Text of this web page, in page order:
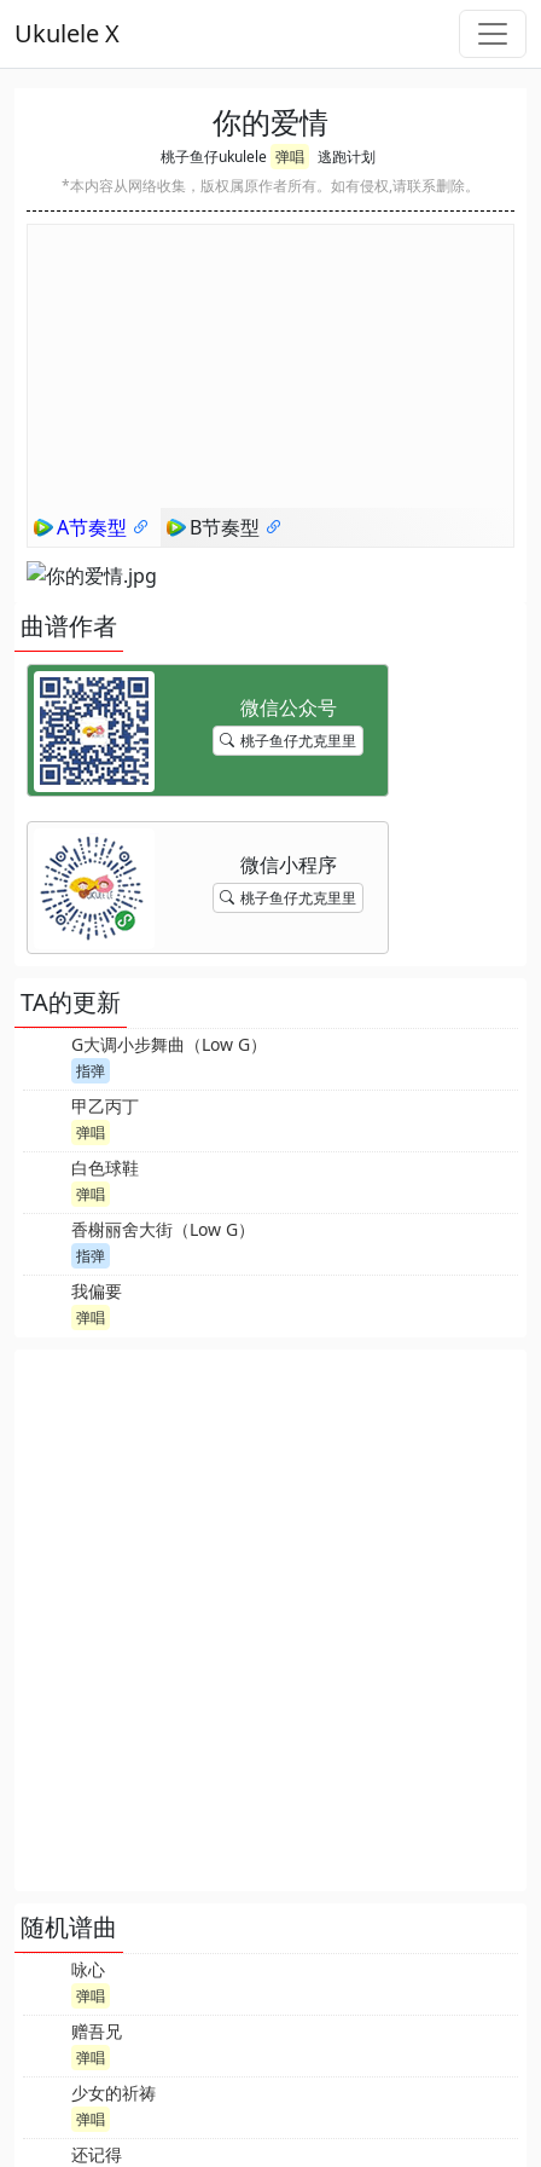
Ukulele X
你的爱情
桃子鱼仔ukulele 弹唱
逃跑计划
*本内容从网络收集，版权属原作者所有。如有侵权,请联系删除。
A节奏型 B节奏型
曲谱作者
桃子鱼仔尤克里里
桃子鱼仔尤克里里
TA的更新
G大调小步舞曲（Low G）
指弹
甲乙丙丁
弹唱
白色球鞋
弹唱
香榭丽舍大街（Low G）
指弹
我偏要
弹唱
随机谱曲
咏心
弹唱
赠吾兄
弹唱
少女的祈祷
弹唱
还记得